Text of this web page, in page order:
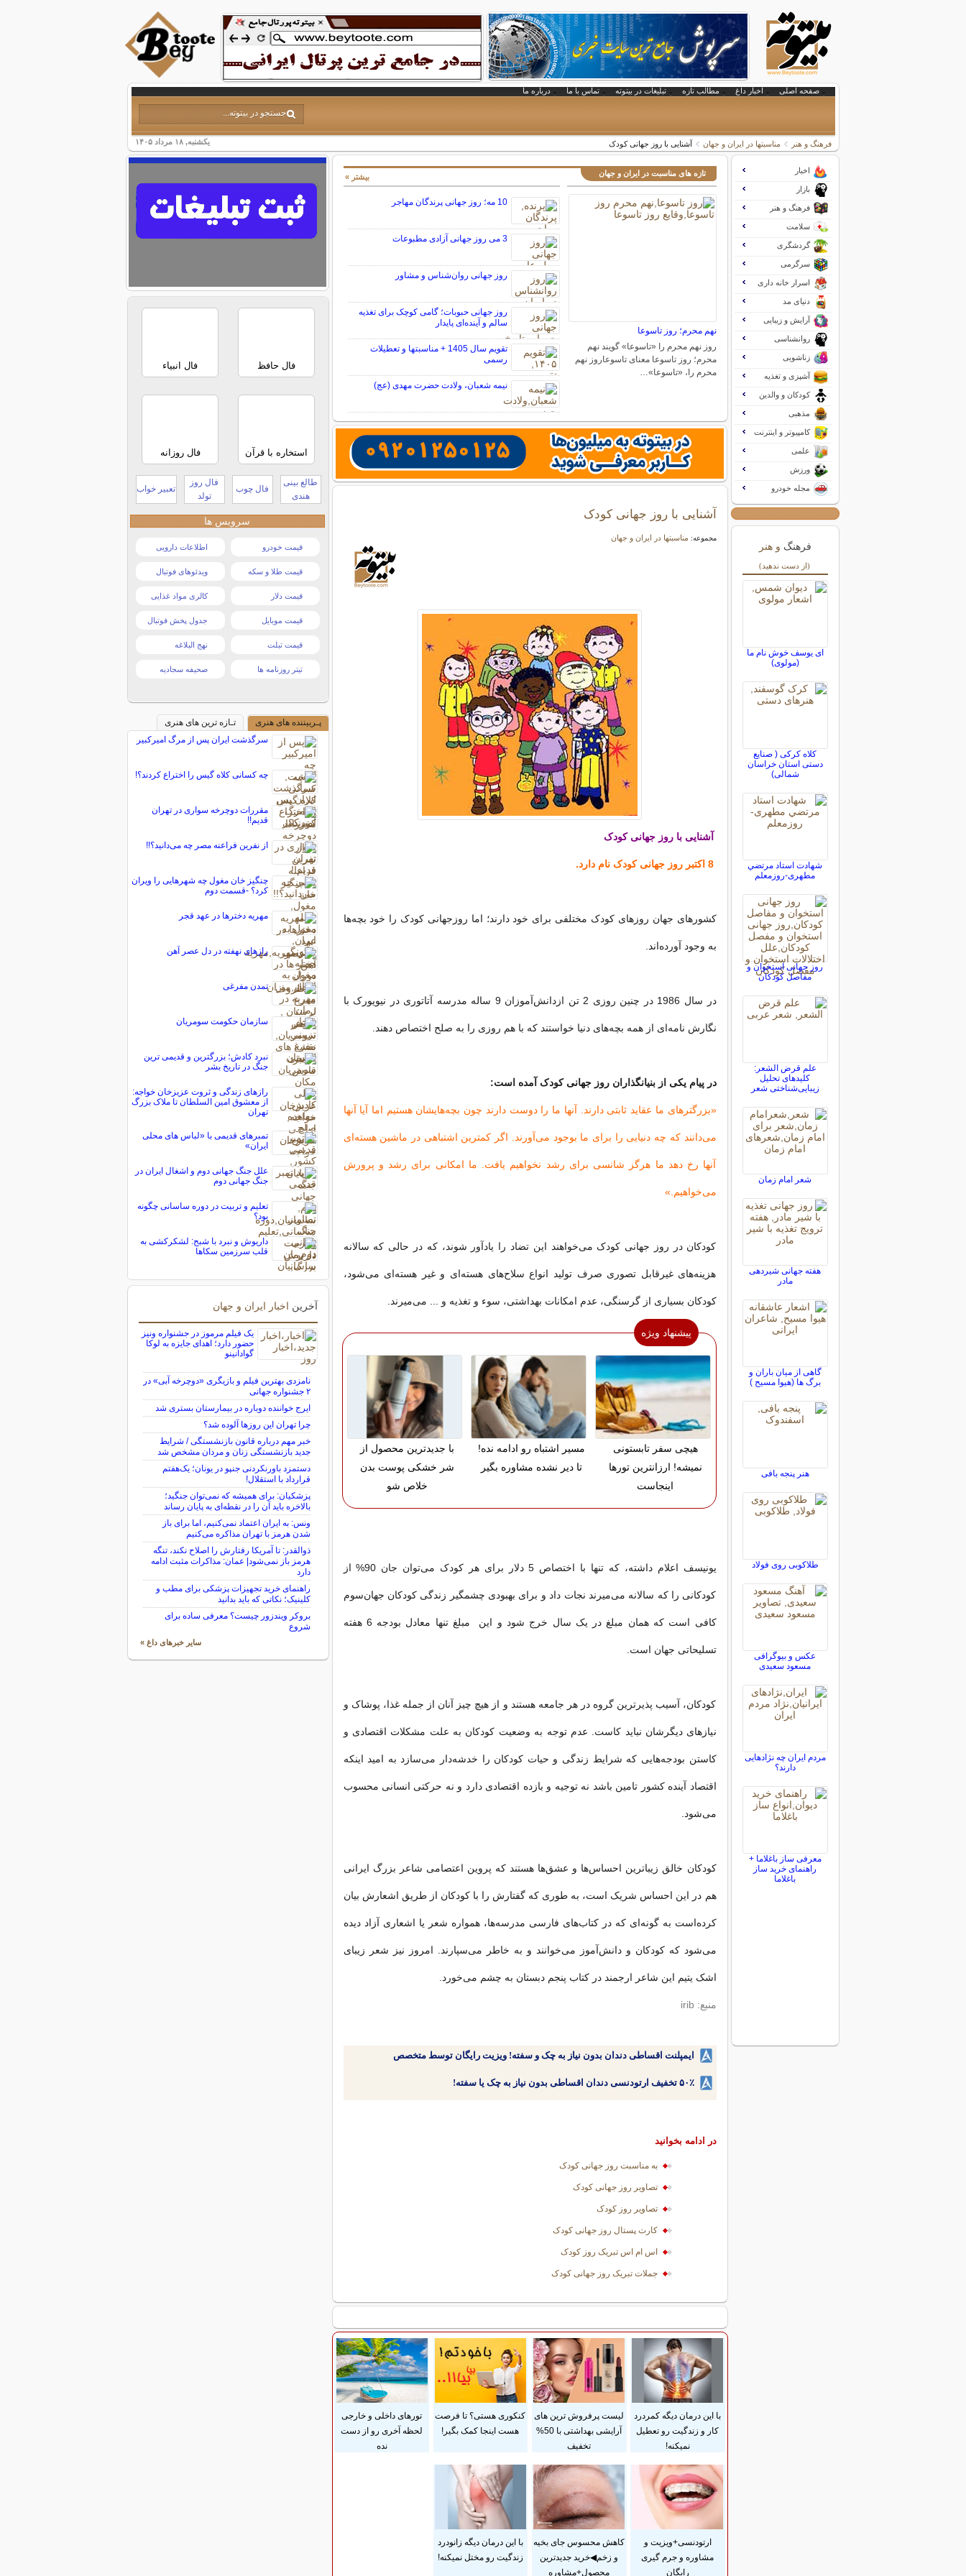
صفحه اصلی اخبار داغ مطالب تازه تبلیغات در بیتوته تماس با ما درباره ما
یکشنبه, ۱۸ مرداد ۱۴۰۵ فرهنگ و هنر مناسبتها در ایران و جهان آشنایی با روز جهانی کودک
تازه های مناسبت در ایران و جهان
نهم محرم؛ روز تاسوعا
روز نهم محرم را «‌تاسوعا‌» گویند نهم
محرم؛ روز تاسوعا معنای تاسوعاروز نهم
محرم را، «‌تاسوعا‌»…
10 مه؛ روز جهانی پرندگان مهاجر
3 می روز جهانی آزادی مطبوعات
روز جهانی روان‌شناس و مشاور
روز جهانی حبوبات؛ گامی کوچک برای تغذیه
سالم و آینده‌ای پایدار
تقویم سال 1405 + مناسبتها و تعطیلات
رسمی
نیمه شعبان، ولادت حضرت مهدی (عج)
بیشتر »
آشنایی با روز جهانی کودک
مجموعه: مناسبتها در ایران و جهان
آشنایی با روز جهانی کودک
8 اکتبر روز جهانی کودک نام دارد.
کشورهای جهان روزهای کودک مختلفی برای خود دارند؛ اما روزجهانی کودک را خود بچه‌ها
به وجود آورده‌اند.
در سال 1986 در چنین روزی 2 تن ازدانش‌آموزان 9 ساله مدرسه آتاتوری در نیویورک با
نگارش نامه‌ای از همه بچه‌های دنیا خواستند که با هم روزی را به صلح اختصاص دهند.
در پیام یکی از بنیانگذاران روز جهانی کودک آمده است:
«بزرگترهای ما عقاید ثابتی دارند. آنها ما را دوست دارند چون بچه‌هایشان هستیم اما آیا آنها
می‌دانند که چه دنیایی را برای ما بوجود می‌آورند. اگر کمترین اشتباهی در ماشین هسته‌ای
آنها رخ دهد ما هرگز شانسی برای رشد نخواهیم یافت. ما امکانی برای رشد و پرورش
می‌خواهیم.»
کودکان در روز جهانی کودک می‌خواهند این تضاد را یادآور شوند، که در حالی که سالانه
هزینه‌های غیرقابل تصوری صرف تولید انواع سلاح‌های هسته‌ای و غیر هسته‌ای می‌شود،
کودکان بسیاری از گرسنگی، عدم امکانات بهداشتی، سوء و تغذیه و ... می‌میرند.
پیشنهاد ویژه
هیچی سفر تابستونی
نمیشه! ارزانترین تورها
اینجاست
مسیر اشتباه رو ادامه نده!
تا دیر نشده مشاوره بگیر
با جدیدترین محصول از
شر خشکی پوست بدن
خلاص شو
یونیسف اعلام داشته، که تنها با اختصاص 5 دلار برای هر کودک می‌توان جان 90% از
کودکانی را که سالانه می‌میرند نجات داد و برای بهبودی چشمگیر زندگی کودکان جهان‌سوم
کافی است که همان مبلغ در یک سال خرج شود و این مبلغ تنها معادل بودجه 6 هفته
تسلیحاتی جهان است.
کودکان، آسیب پذیرترین گروه در هر جامعه هستند و از هیچ چیز آنان از جمله غذا، پوشاک و
نیازهای دیگرشان نباید کاست. عدم توجه به وضعیت کودکان به علت مشکلات اقتصادی و
کاستن بودجه‌هایی که شرایط زندگی و حیات کودکان را خدشه‌دار می‌سازد به امید اینکه
اقتصاد آینده کشور تامین باشد نه توجیه و بازده اقتصادی دارد و نه حرکتی انسانی محسوب
می‌شود.
کودکان خالق زیباترین احساس‌ها و عشق‌ها هستند که پروین اعتصامی شاعر بزرگ ایرانی
هم در این احساس شریک است، به طوری که گفتارش را با کودکان از طریق اشعارش بیان
کرده‌است به گونه‌ای که در کتاب‌های فارسی مدرسه‌ها، همواره شعر یا اشعاری آزاد دیده
می‌شود که کودکان و دانش‌آموز می‌خوانند و به خاطر می‌سپارند. امروز نیز شعر زیبای
اشک یتیم این شاعر ارجمند در کتاب پنجم دبستان به چشم می‌خورد.
منبع: irib
ایمپلنت اقساطی دندان بدون نیاز به چک و سفته! ویزیت رایگان توسط متخصص
۵۰٪ تخفیف ارتودنسی دندان اقساطی بدون نیاز به چک یا سفته!
در ادامه بخوانید
به مناسبت روز جهانی کودک
تصاویر روز جهانی کودک
تصاویر روز کودک
کارت پستال روز جهانی کودک
اس ام اس تبریک روز کودک
جملات تبریک روز جهانی کودک
با این درمان دیگه کمردرد
کار و زندگیت رو تعطیل
نمیکنه!
لیست پرفروش ترین های
آرایشی بهداشتی با 50%
تخفیف
کنکوری هستی؟ تا فرصت
هست اینجا کمک بگیر!
تورهای داخلی و خارجی
لحظه آخری رو از دست
نده
ارتودنسی+ویزیت و
مشاوره و جرم گیری
رایگان
کاهش محسوس جای بخیه
و زخم◀خرید جدیدترین
محصول+مشاوره
با این درمان دیگه زانودرد
زندگیت رو مختل نمیکنه!
اخبار
بازار
فرهنگ و هنر
سلامت
گردشگری
سرگرمی
اسرار خانه داری
دنیای مد
آرایش و زیبایی
روانشناسی
زناشویی
آشپزی و تغذیه
کودکان و والدین
مذهبی
کامپیوتر و اینترنت
علمی
ورزش
مجله خودرو
فرهنگ و هنر
(از دست ندهید)
ای یوسف خوش نام ما
(مولوی)
کلاه کرکی ( صنایع
دستی استان خراسان
شمالی)
شهادت استاد مرتضي
مطهری-روزمعلم
روز جهانی استخوان و
مفاصل کودکان
علم قرض الشعر:
کلیدهای تحلیل
زیبایی‌شناختی شعر
شعر امام زمان
هفته جهانی شیردهی
مادر
گاهی از میان باران و
برگ ها (هیوا مسیح )
هنر پنجه بافی
طلاکوبی روی فولاد
عکس و بیوگرافی
مسعود سعیدی
مردم ایران چه نژادهایی
دارند؟
معرفی ساز باغلاما +
راهنمای خرید ساز
باغلاما
فال حافظ فال انبیاء
استخاره با قرآن فال روزانه
طالع بینی
هندی
فال چوب
فال روز
تولد
تعبیر خواب
سرویس ها
قیمت خودرو اطلاعات دارویی
قیمت طلا و سکه ویدئوهای فوتبال
قیمت دلار کالری مواد غذایی
قیمت موبایل جدول پخش فوتبال
قیمت تبلت نهج البلاغه
تیتر روزنامه ها صحیفه سجادیه
پـربیننده های هنری
تـازه ترین های هنری
سرگذشت ایران پس از مرگ امیرکبیر
چه کسانی كلاه ‌گیس را اختراع کردند؟!
مقررات دوچرخه سواری در تهران
قدیم!!
از نفرین فراعنه مصر چه می‌دانید؟!!
چنگیز خان مغول چه شهرهایی را ویران
کرد؟ -قسمت دوم
مهریه دخترها در عهد قجر
رازهای نهفته در دل عصر آهن
تمدن مفرغی
سازمان حکومت سومریان
نبرد کادش؛ بزرگترین و قدیمی ترین
جنگ در تاریخ بشر
رازهای زندگی و ثروت عزیزخان خواجه:
از معشوق امین السلطان تا ملاک بزرگ
تهران
تمبرهای قدیمی با «لباس های محلی
ایران»
علل جنگ جهانی دوم و اشغال ایران در
جنگ جهانی دوم
تعلیم و تربیت در دوره ساسانی چگونه
بود؟
داریوش و نبرد با شبح: لشکرکشی به
قلب سرزمین سکاها
آخرین اخبار ایران و جهان
یک فیلم مرموز در جشنواره ونیز
حضور دارد؛ اهدای جایزه به لوکا
گوادانینو
نامزدی بهترین فیلم و بازیگری «دوچرخه آبی» در
۲ جشنواره جهانی
ایرج خواننده دوباره در بیمارستان بستری شد
چرا تهران این روزها آلوده شد؟
خبر مهم درباره قانون بازنشستگی / شرایط
جدید بازنشستگی زنان و مردان مشخص شد
دستمزد باورنکردنی جنپو در یونان؛ یک‌هفتم
قرارداد با استقلال!
پزشکیان: برای همیشه که نمی‌توان جنگید؛
بالاخره باید آن را در نقطه‌ای به پایان رساند
ونس: به ایران اعتماد نمی‌کنیم، اما برای باز
شدن هرمز با تهران مذاکره می‌کنیم
ذوالقدر: تا آمریکا رفتارش را اصلاح نکند، تنگه
هرمز باز نمی‌شود| عمان: مذاکرات مثبت ادامه
دارد
راهنمای خرید تجهیزات پزشکی برای مطب و
کلینیک؛ نکاتی که باید بدانید
بروکر ویندزور چیست؟ معرفی ساده برای
شروع
سایر خبرهای داغ »